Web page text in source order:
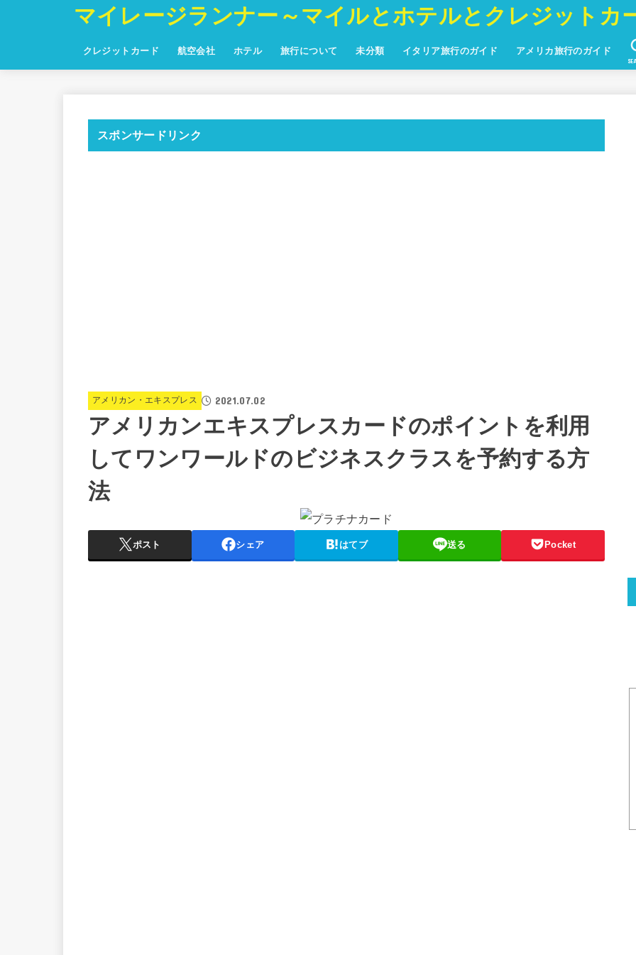
マイレージランナー～マイルとホテルとクレジットカ
クレジットカード 航空会社 ホテル 旅行について 未分類 イタリア旅行のガイド アメリカ旅行のガイド
スポンサードリンク
アメリカン・エキスプレス 2021.07.02
アメリカンエキスプレスカードのポイントを利用
してワンワールドのビジネスクラスを予約する方
法
ポスト シェア はてブ 送る Pocket